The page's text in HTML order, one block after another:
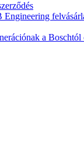
Engineering
a Boschtól